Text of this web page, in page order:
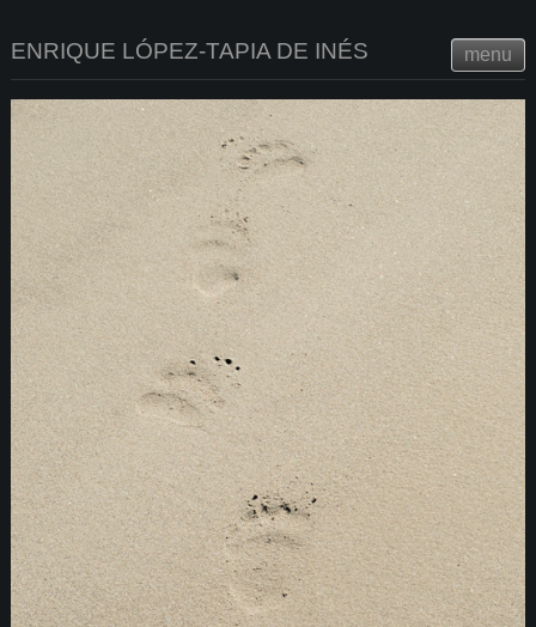
menu
ENRIQUE LÓPEZ-TAPIA DE INÉS